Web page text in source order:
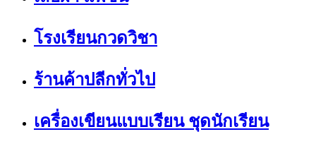
โรงเรียนกวดวิชา
ร้านค้าปลีกทั่วไป
เครื่องเขียนแบบเรียน ชุดนักเรียน